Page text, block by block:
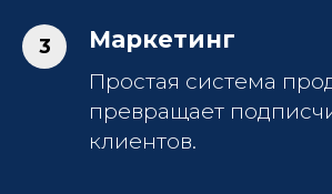
Маркетинг
Простая система
превращает
клиентов.